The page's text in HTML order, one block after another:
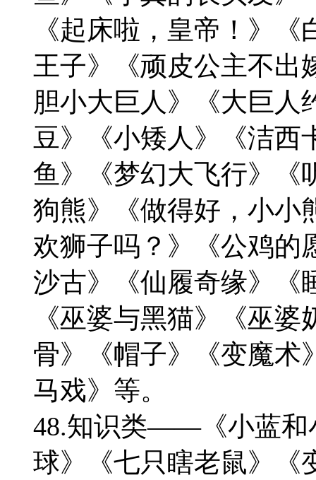
《起床啦，皇帝！》
王子》《顽皮公主不出
胆小大巨人》《大巨人
豆》《小矮人》《洁西
鱼》《梦幻大飞行》《
狗熊》《做得好，小小
欢狮子吗？》《公鸡的
沙古》《仙履奇缘》《
《巫婆与黑猫》《巫
骨》《帽子》《变魔术
马戏》等。
48.知识类——《小蓝和
球》《七只瞎老鼠》《